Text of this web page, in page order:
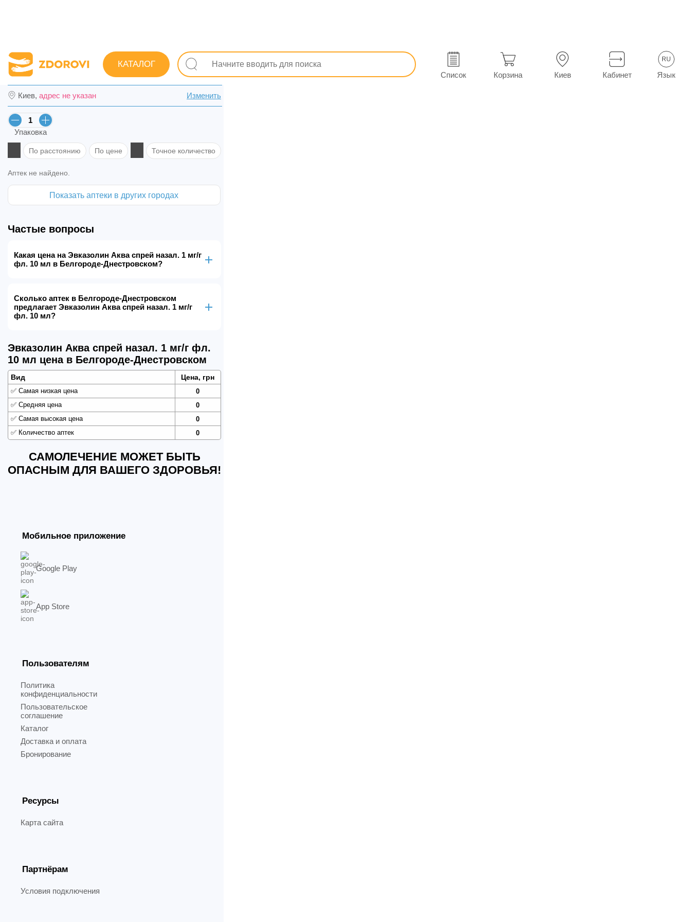
КАТАЛОГ
Список Корзина Киев Кабинет
RU
Язык
Поиск лекарств Лекарства Противопростудные (грипп, ОРЗ) Сосудосуживающие от насморка Эвказолин Аква спрей назал. 1 мг/г фл. 10 мл
Эвказолин Аква спрей назал. 1 мг/г фл. 10 мл в Белгороде-Днестровском
Киев, адрес не указан Изменить
Упаковка
По расстоянию По цене Точное количество
Аптек не найдено.
Показать аптеки в других городах
Частые вопросы
Какая цена на Эвказолин Аква спрей назал. 1 мг/г
фл. 10 мл в Белгороде-Днестровском?
Сколько аптек в Белгороде-Днестровском
предлагает Эвказолин Аква спрей назал. 1 мг/г
фл. 10 мл?
Эвказолин Аква спрей назал. 1 мг/г фл.
10 мл цена в Белгороде-Днестровском
Вид Цена, грн
✅ Самая низкая цена
0
✅ Средняя цена
0
✅ Самая высокая цена
0
✅ Количество аптек 0
САМОЛЕЧЕНИЕ МОЖЕТ БЫТЬ
ОПАСНЫМ ДЛЯ ВАШЕГО ЗДОРОВЬЯ!
Мобильное приложение
Google Play
App Store
Пользователям
Политика
конфиденциальности
Пользовательское
соглашение
Каталог
Доставка и оплата
Бронирование
Ресурсы
Карта сайта
Партнёрам
Условия подключения